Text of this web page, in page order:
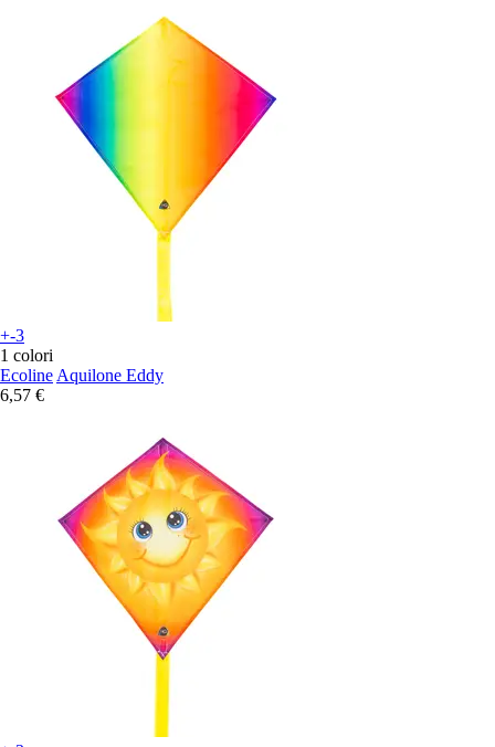
+-3
1 colori
Ecoline Aquilone Eddy
6,57 €